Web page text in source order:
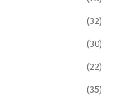
(32)
(30)
(22)
(35)